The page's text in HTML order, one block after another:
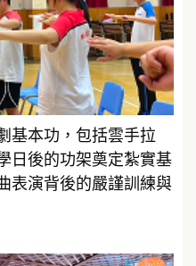
基本功，包括雲手拉
日後的功架奠定紮實基
表演背後的嚴謹訓練與